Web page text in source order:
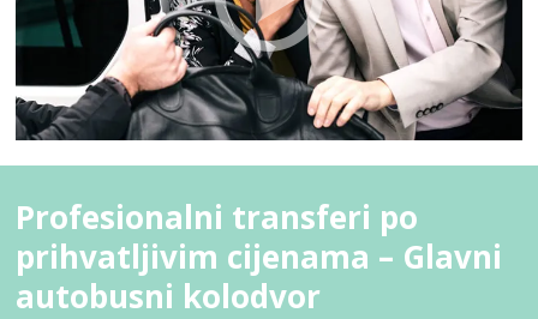
Profesionalni transferi po
prihvatljivim cijenama – Glavni
autobusni kolodvor